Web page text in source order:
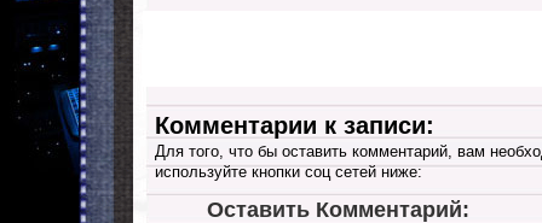
Комментарии к записи:
Для того, что бы оставить комментарий, вам
используйте кнопки соц сетей ниже:
Оставить Комментарий: